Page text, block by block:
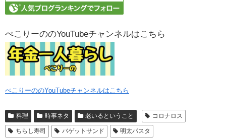
ぺこりーののYouTubeチャンネルはこちら
ぺこりーののYouTubeチャンネルはこちら
料理 時事ネタ 老いるということ コロナロス
ちらし寿司 バゲットサンド 明太パスタ